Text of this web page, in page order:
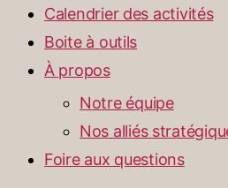
Calendrier des activités
Boite à outils
À propos
Notre équipe
Nos alliés
Foire aux questions